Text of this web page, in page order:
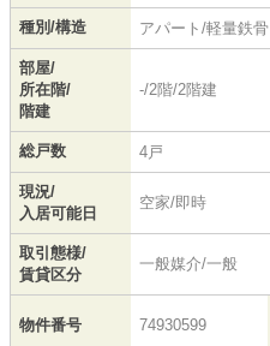
種別/構造 アパート/軽量鉄骨
部屋/
所在階/
階建
-/2階/2階建
総戸数 4戸
現況/
入居可能日
空家/即時
取引態様/
賃貸区分
一般媒介/一般
物件番号 74930599